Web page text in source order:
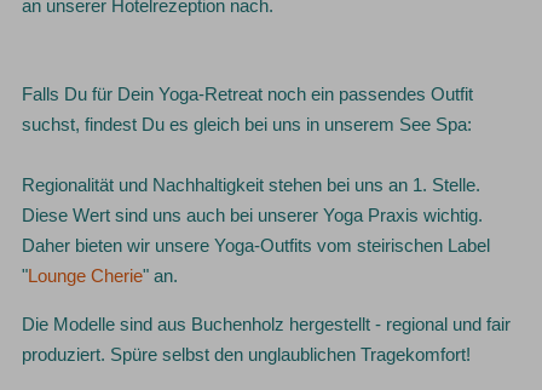
an unserer Hotelrezeption nach.
Falls Du für Dein Yoga-Retreat noch ein passendes Outfit
suchst, findest Du es gleich bei uns in unserem See Spa:
Regionalität und Nachhaltigkeit stehen bei uns an 1. Stelle.
Diese Wert sind uns auch bei unserer Yoga Praxis wichtig.
Daher bieten wir unsere Yoga-Outfits vom steirischen Label
" Lounge Cherie" an.
Die Modelle sind aus Buchenholz hergestellt - regional und fair
produziert. Spüre selbst den unglaublichen Tragekomfort!